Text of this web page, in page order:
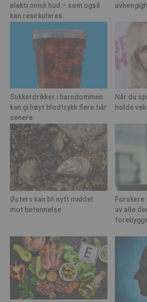
elektronisk hud – som også
kan resirkuleres
Sukkerdrikker i barndommen
kan gi høyt blodtrykk flere tiår
senere
Når du
holde
Østers kan bli nytt middel
mot betennelse
av alle